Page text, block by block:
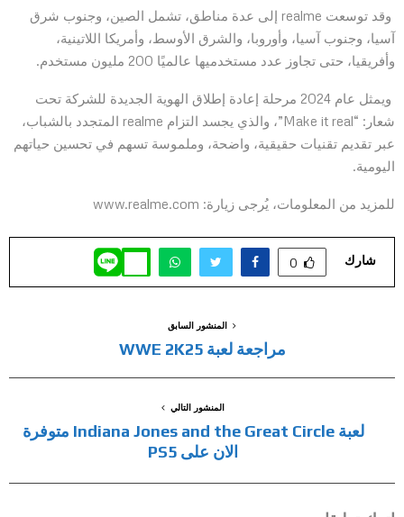
وقد توسعت realme إلى عدة مناطق، تشمل الصين، وجنوب شرق
آسيا، وجنوب آسيا، وأوروبا، والشرق الأوسط، وأمريكا اللاتينية،
وأفريقيا، حتى تجاوز عدد مستخدميها عالميًا 200 مليون مستخدم.
ويمثل عام 2024 مرحلة إعادة إطلاق الهوية الجديدة للشركة تحت
شعار: “Make it real”، والذي يجسد التزام realme المتجدد بالشباب،
عبر تقديم تقنيات حقيقية، واضحة، وملموسة تسهم في تحسين حياتهم
اليومية.
للمزيد من المعلومات، يُرجى زيارة: www.realme.com
شارك 0
المنشور السابق
مراجعة لعبة WWE 2K25
المنشور التالي
لعبة Indiana Jones and the Great Circle متوفرة
الان على PS5